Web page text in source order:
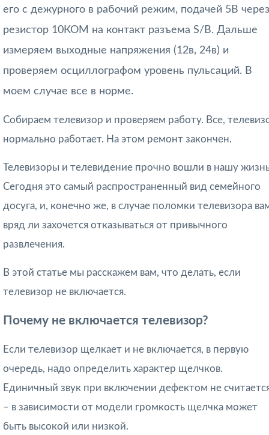
его с дежурного в рабочий режим, подачей 5В через
резистор 10КОМ на контакт разъема S/B. Дальше
измеряем выходные напряжения (12в, 24в) и
проверяем осциллографом уровень пульсаций. В
моем случае все в норме.
Собираем телевизор и проверяем работу. Все,
нормально работает. На этом ремонт закончен.
Телевизоры и телевидение прочно вошли в нашу
Сегодня это самый распространенный вид семейного
досуга, и, конечно же, в случае поломки телевизора
вряд ли захочется отказываться от привычного
развлечения.
В этой статье мы расскажем вам, что делать, если
телевизор не включается.
Почему не включается телевизор?
Если телевизор щелкает и не включается, в первую
очередь, надо определить характер щелчков.
Единичный звук при включении дефектом не
– в зависимости от модели громкость щелчка может
быть высокой или низкой.